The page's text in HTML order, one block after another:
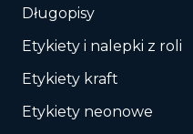
Długopisy
Etykiety i nalepki z roli
Etykiety kraft
Etykiety neonowe